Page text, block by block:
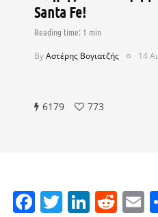
Santa Fe!
ByΑστέρης Βογιατζής 14
6179 773
Facebook
Twitter